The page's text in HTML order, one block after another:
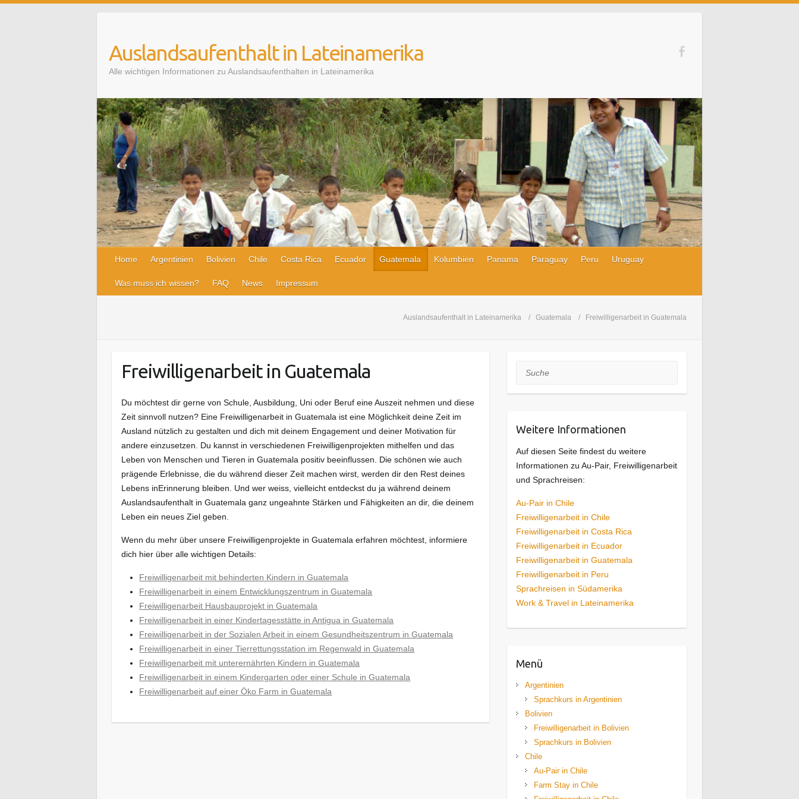
Auslandsaufenthalt in Lateinamerika
Alle wichtigen Informationen zu Auslandsaufenthalten in Lateinamerika
Home Argentinien Bolivien Chile Costa Rica Ecuador Guatemala Kolumbien Panama Paraguay Peru Uruguay
Was muss ich wissen? FAQ News Impressum
Auslandsaufenthalt in Lateinamerika Guatemala Freiwilligenarbeit in Guatemala
Freiwilligenarbeit in Guatemala
Du möchtest dir gerne von Schule, Ausbildung, Uni oder Beruf eine Auszeit nehmen und diese
Zeit sinnvoll nutzen? Eine Freiwilligenarbeit in Guatemala ist eine Möglichkeit deine Zeit im
Ausland nützlich zu gestalten und dich mit deinem Engagement und deiner Motivation für
andere einzusetzen. Du kannst in verschiedenen Freiwilligenprojekten mithelfen und das
Leben von Menschen und Tieren in Guatemala positiv beeinflussen. Die schönen wie auch
prägende Erlebnisse, die du während dieser Zeit machen wirst, werden dir den Rest deines
Lebens inErinnerung bleiben. Und wer weiss, vielleicht entdeckst du ja während deinem
Auslandsaufenthalt in Guatemala ganz ungeahnte Stärken und Fähigkeiten an dir, die deinem
Leben ein neues Ziel geben.
Wenn du mehr über unsere Freiwilligenprojekte in Guatemala erfahren möchtest, informiere
dich hier über alle wichtigen Details:
Freiwilligenarbeit mit behinderten Kindern in Guatemala
Freiwilligenarbeit in einem Entwicklungszentrum in Guatemala
Freiwilligenarbeit Hausbauprojekt in Guatemala
Freiwilligenarbeit in einer Kindertagesstätte in Antigua in Guatemala
Freiwilligenarbeit in der Sozialen Arbeit in einem Gesundheitszentrum in Guatemala
Freiwilligenarbeit in einer Tierrettungsstation im Regenwald in Guatemala
Freiwilligenarbeit mit unterernährten Kindern in Guatemala
Freiwilligenarbeit in einem Kindergarten oder einer Schule in Guatemala
Freiwilligenarbeit auf einer Öko Farm in Guatemala
Suche
Weitere Informationen
Auf diesen Seite findest du weitere
Informationen zu Au-Pair, Freiwilligenarbeit
und Sprachreisen:
Au-Pair in Chile
Freiwilligenarbeit in Chile
Freiwilligenarbeit in Costa Rica
Freiwilligenarbeit in Ecuador
Freiwilligenarbeit in Guatemala
Freiwilligenarbeit in Peru
Sprachreisen in Südamerika
Work & Travel in Lateinamerika
Menü
Argentinien
Sprachkurs in Argentinien
Bolivien
Freiwilligenarbeit in Bolivien
Sprachkurs in Bolivien
Chile
Au-Pair in Chile
Farm Stay in Chile